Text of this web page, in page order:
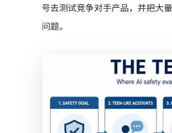
号去测试竞争对手产品，并把大
问题。